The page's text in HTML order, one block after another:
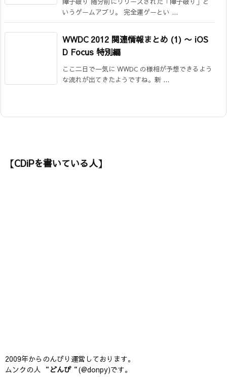
いうゲームアプリ。 完全運ゲーとい ...
WWDC 2012 関連情報まとめ (1) 〜 iOS
D Focus 特別編
ここ二日で一気に WWDC の様相が予想できるよう
な流れが出てきたようですね。新 ...
【CDiPを書いている人】
2009年からのんびり運営しております。
ムンクの人 “ どんぴ“(@donpy)です。